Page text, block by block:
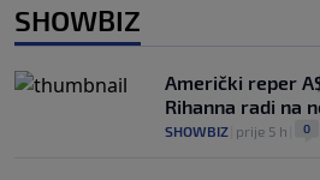
SHOWBIZ
Američki reper
Rihanna radi na
SHOWBIZ prije 5 h 0